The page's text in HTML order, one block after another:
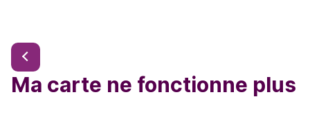
Ma carte ne fonctionne plus